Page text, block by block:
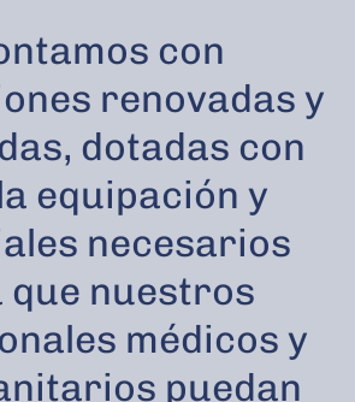
con
renovadas y
dotadas con
equipación y
necesarios
que nuestros
médicos y
puedan